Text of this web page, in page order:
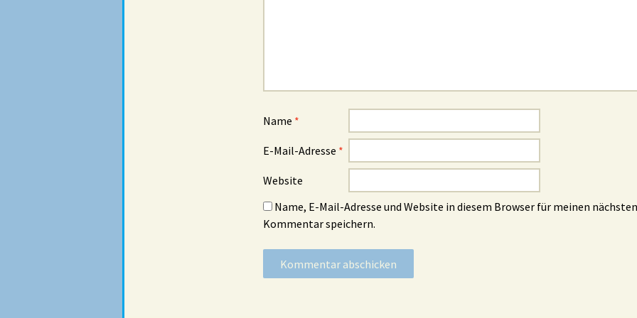
Name *
E-Mail-Adresse *
Website
Name, E-Mail-Adresse und Website in diesem Browser für meinen nächsten
Kommentar speichern.